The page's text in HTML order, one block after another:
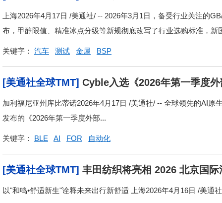
上海2026年4月17日 /美通社/ -- 2026年3月1日，备受行业关注的
布，甲醇限值、精准冰点分级等新规彻底改写了行业选购标准，新
关键字： 汽车 测试 金属 BSP
[美通社全球TMT] Cyble入选《2026年第一季度
加利福尼亚州库比蒂诺2026年4月17日 /美通社/ -- 全球领先的AI
发布的《2026年第一季度外部...
关键字： BLE AI FOR 自动化
[美通社全球TMT] 丰田纺织将亮相 2026 北京国际
以"和鸣•舒适新生"诠释未来出行新舒适 上海2026年4月16日 /美通